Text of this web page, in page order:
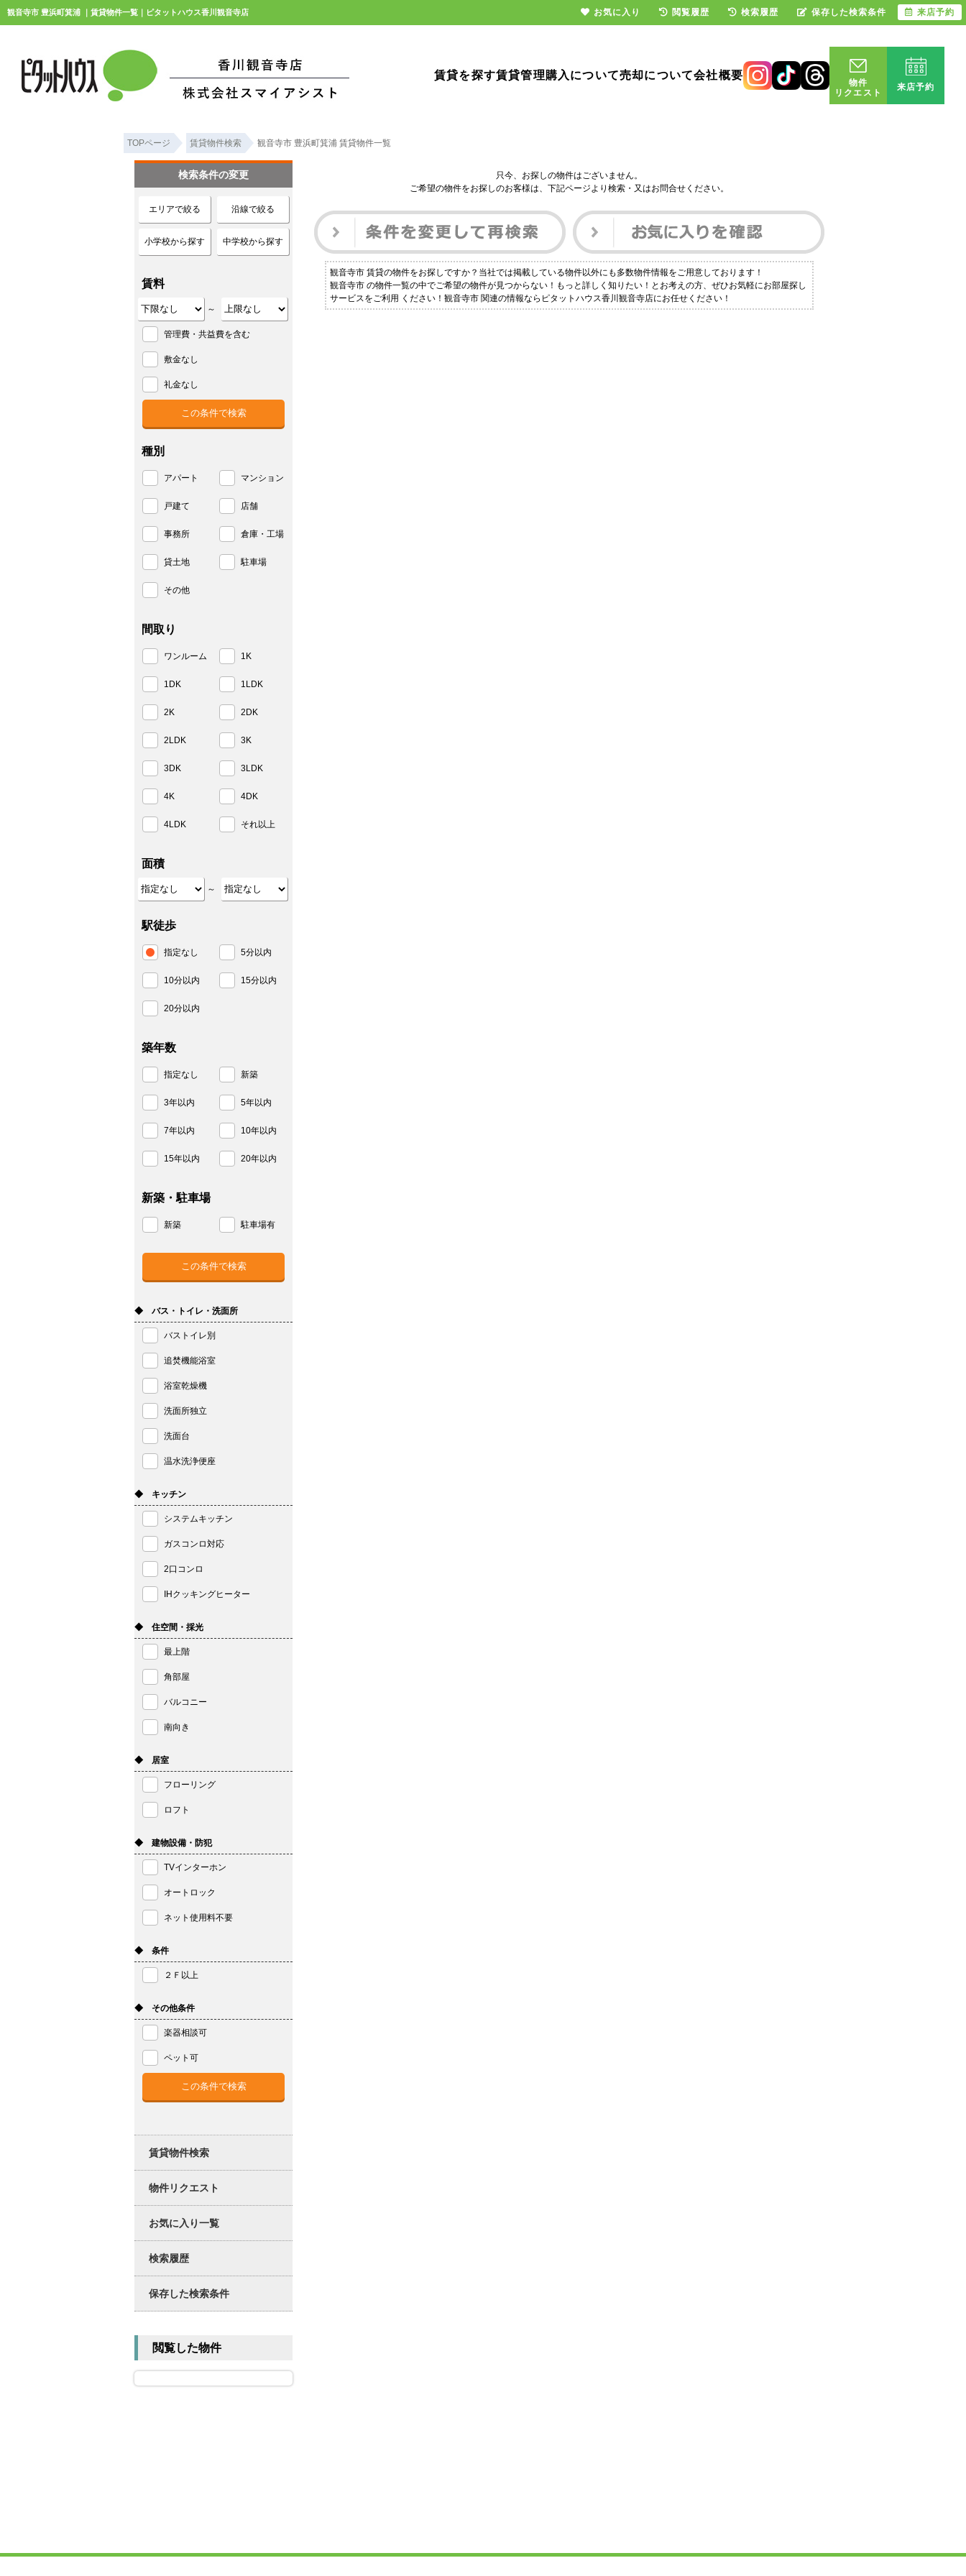
観音寺市 豊浜町箕浦 ｜賃貸物件一覧｜ピタットハウス香川観音寺店
賃貸を探す賃貸管理購入について売却について会社概要
物件
リクエスト
来店予約
TOPページ 賃貸物件検索 観音寺市 豊浜町箕浦 賃貸物件一覧
只今、お探しの物件はございません。
ご希望の物件をお探しのお客様は、下記ページより検索・又はお問合せください。
観音寺市 賃貸の物件をお探しですか？当社では掲載している物件以外にも多数物件情報をご用意しております！
観音寺市 の物件一覧の中でご希望の物件が見つからない！もっと詳しく知りたい！とお考えの方、ぜひお気軽にお部屋探し
サービスをご利用 ください！観音寺市 関連の情報ならピタットハウス香川観音寺店にお任せください！
検索条件の変更
エリアで絞る 沿線で絞る
小学校から探す 中学校から探す
賃料
～
管理費・共益費を含む
敷金なし
礼金なし
種別
アパート マンション
戸建て 店舗
事務所 倉庫・工場
貸土地 駐車場
その他
間取り
ワンルーム 1K
1DK 1LDK
2K 2DK
2LDK 3K
3DK 3LDK
4K 4DK
4LDK それ以上
面積
～
駅徒歩
指定なし 5分以内
10分以内 15分以内
20分以内
築年数
指定なし 新築
3年以内 5年以内
7年以内 10年以内
15年以内 20年以内
新築・駐車場
新築 駐車場有
◆ バス・トイレ・洗面所
バストイレ別
追焚機能浴室
浴室乾燥機
洗面所独立
洗面台
温水洗浄便座
◆ キッチン
システムキッチン
ガスコンロ対応
2口コンロ
IHクッキングヒーター
◆ 住空間・採光
最上階
角部屋
バルコニー
南向き
◆ 居室
フローリング
ロフト
◆ 建物設備・防犯
TVインターホン
オートロック
ネット使用料不要
◆ 条件
２Ｆ以上
◆ その他条件
楽器相談可
ペット可
賃貸物件検索
物件リクエスト
お気に入り一覧
検索履歴
保存した検索条件
閲覧した物件
お気に入り 閲覧履歴 検索履歴 保存した検索条件 来店予約